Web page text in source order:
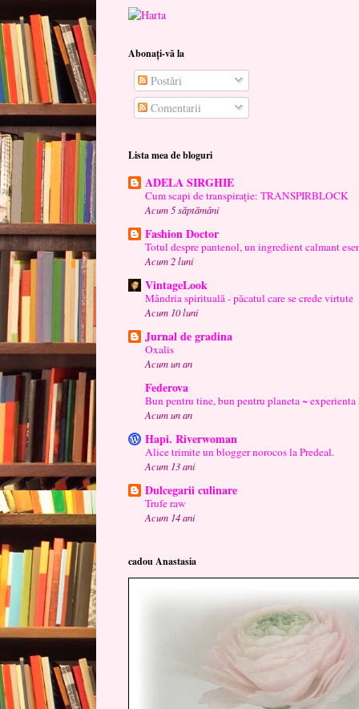
Abonați-vă la
Postări
Comentarii
Lista mea de bloguri
ADELA SIRGHIE
Cum scapi de transpirație: TRANSPIRBLOCK
Acum 5 săptămâni
Fashion Doctor
Totul despre pantenol, un ingredient calmant
Acum 2 luni
VintageLook
Mândria spirituală - păcatul care se crede virtute
Acum 10 luni
Jurnal de gradina
Oxalis
Acum un an
Federova
Bun pentru tine, bun pentru planeta ~ experienta
Acum un an
Hapi. Riverwoman
Alice trimite un blogger norocos la Predeal.
Acum 13 ani
Dulcegarii culinare
Trufe raw
Acum 14 ani
cadou Anastasia